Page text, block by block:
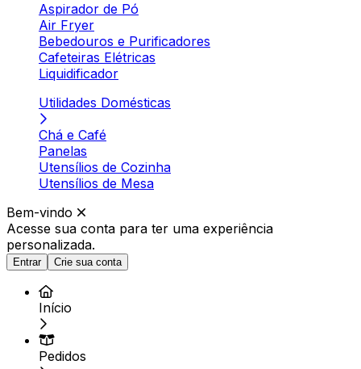
Aspirador de Pó
Air Fryer
Bebedouros e Purificadores
Cafeteiras Elétricas
Liquidificador
Utilidades Domésticas
Chá e Café
Panelas
Utensílios de Cozinha
Utensílios de Mesa
Bem-vindo
Acesse sua conta para ter uma experiência
personalizada.
Entrar Crie sua conta
Início
Pedidos